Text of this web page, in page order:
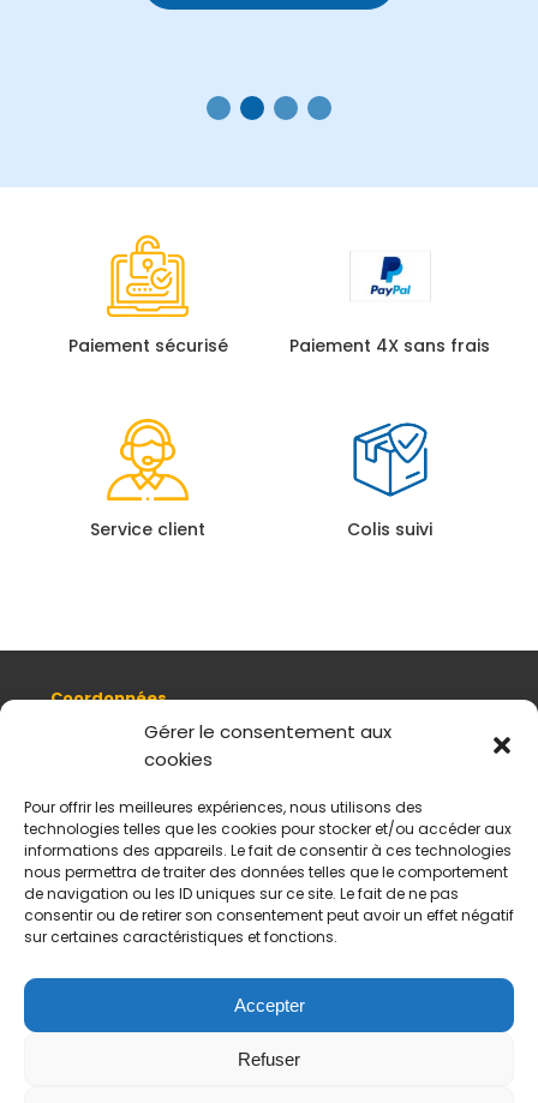
Gérer le consentement aux
cookies
Pour offrir les meilleures expériences, nous utilisons des
technologies telles que les cookies pour stocker et/ou accéder aux
informations des appareils. Le fait de consentir à ces technologies
nous permettra de traiter des données telles que le comportement
de navigation ou les ID uniques sur ce site. Le fait de ne pas
consentir ou de retirer son consentement peut avoir un effet négatif
sur certaines caractéristiques et fonctions.
Accepter
Refuser
Paiement sécurisé Paiement 4X sans frais
Service client Colis suivi
Coordonnées
8, quai Romain Rolland 69005 Lyon
+ 33 (0)4 78 42 55 04
Plan d'accès
Mentions légales
Politique de données personnelles
CGV
Horaires d’ouverture
Du mardi au samedi :
Fermé le dimanche et le lundi